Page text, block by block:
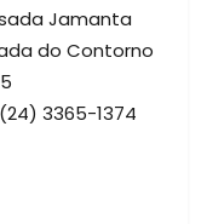
Jamanta
do Contorno
3365-1374